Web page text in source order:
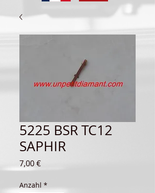
5225 BSR TC12
SAPHIR
7,00 €Preis
Anzahl *